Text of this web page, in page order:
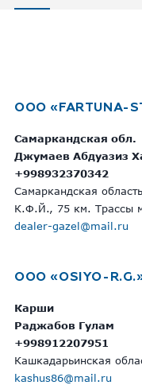
OOO «FARTUNA-
Самаркандская обл.
Джумаев Абдуазиз
+998932370342
Самаркандская
К.Ф.Й., 75 км. Трассы
dealer-gazel@mail.ru
OOO «OSIYO-
Карши
Раджабов Гулам
+998912207951
Кашкадарьинская
kashus86@mail.ru